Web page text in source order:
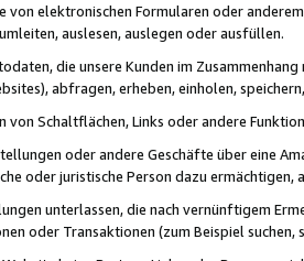
von elektronischen Formularen oder
auslesen, auslegen oder ausfüllen.
die unsere Kunden im
abfragen, erheben, einholen,
von Schaltflächen, Links oder andere
oder andere Geschäfte über eine
oder juristische Person dazu
unterlassen, die nach vernünftigem
oder Transaktionen (zum Beispiel